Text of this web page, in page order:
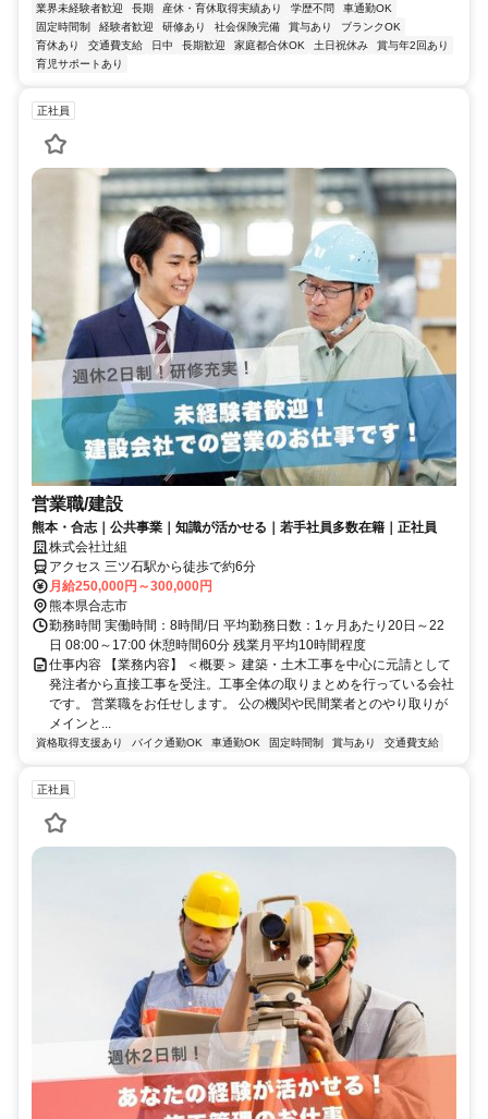
業界未経験者歓迎 長期 産休・育休取得実績あり 学歴不問
車通勤OK
固定時間制
経験者歓迎 研修あり 社会保険完備 賞与あり
ブランクOK
育休あり
交通費支給 日中 長期歓迎 家庭都合休OK 土日祝休み
賞与年2回あり
育児サポートあり
正社員
営業職/建設
熊本・合志｜公共事業｜知識が活かせる｜若手社員多数在籍｜正社員
株式会社辻組
アクセス 三ツ石駅から徒歩で約6分
月給250,000円～300,000円
熊本県合志市
勤務時間 実働時間：8時間/日 平均勤務日数：1ヶ月あたり20日～22
日 08:00～17:00 休憩時間60分 残業月平均10時間程度
仕事内容 【業務内容】 ＜概要＞ 建築・土木工事を中心に元請として
発注者から直接工事を受注。工事全体の取りまとめを行っている会社
です。 営業職をお任せします。 公の機関や民間業者とのやり取りが
メインと...
資格取得支援あり バイク通勤OK 車通勤OK 固定時間制 賞与あり 交通費支給
正社員